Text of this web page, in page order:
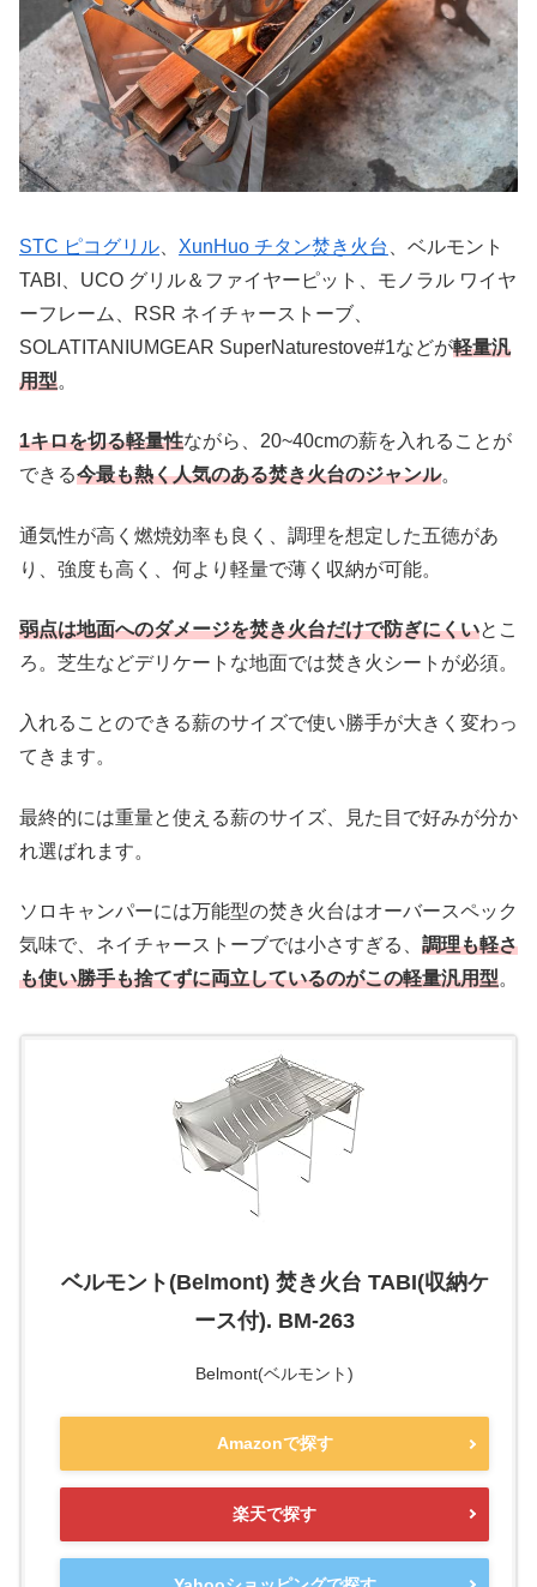
STC ピコグリル XunHuo チタン焚き火台
、ベルモント
TABI、UCO グリル＆ファイヤーピット、モノラル ワイヤ
ーフレーム、RSR ネイチャーストーブ、
SOLATITANIUMGEAR SuperNaturestove#1などが軽量汎
用型。
1キロを切る軽量性ながら、20~40cmの薪を入れることが
できる今最も熱く人気のある焚き火台のジャンル。
通気性が高く燃焼効率も良く、調理を想定した五徳があ
り、強度も高く、何より軽量で薄く収納が可能。
弱点は地面へのダメージを焚き火台だけで防ぎにくいとこ
ろ。芝生などデリケートな地面では焚き火シートが必須。
入れることのできる薪のサイズで使い勝手が大きく変わっ
てきます。
最終的には重量と使える薪のサイズ、見た目で好みが分か
れ選ばれます。
ソロキャンパーには万能型の焚き火台はオーバースペック
気味で、ネイチャーストーブでは小さすぎる、 調理も軽さ
も使い勝手も捨てずに両立しているのがこの軽量汎用型。
ベルモント(Belmont) 焚き火台 TABI(収納ケ
ース付). BM-263
Belmont(ベルモント)
Amazonで探す
楽天で探す